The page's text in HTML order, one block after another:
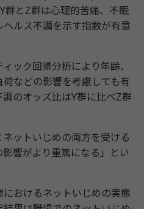
群とZ群は心理的苦痛、不眠
ルス不調を示す指数が有意
ック回帰分析により年齢、
などの影響を考慮しても有
のオッズ比はY群に比べZ群
ットいじめの両方を受ける
響がより重篤になる」とい
おけるネットいじめの実態